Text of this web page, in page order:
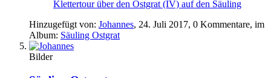
Klettertour über den Ostgrat (IV) auf den Säuling
Hinzugefügt von: Johannes, 24. Juli 2017, 0 Kommentare, im
Album: Säuling Ostgrat
Bilder